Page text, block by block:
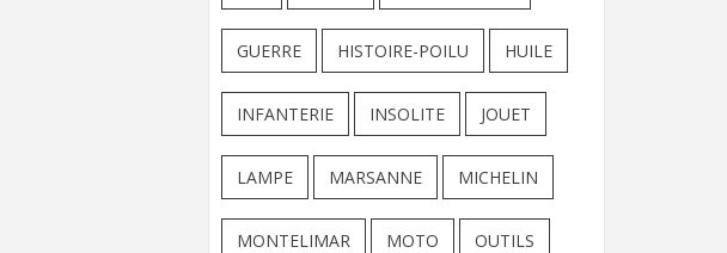
GUERRE HISTOIRE-POILU HUILE
INFANTERIE INSOLITE JOUET
LAMPE MARSANNE MICHELIN
MONTELIMAR MOTO OUTILS